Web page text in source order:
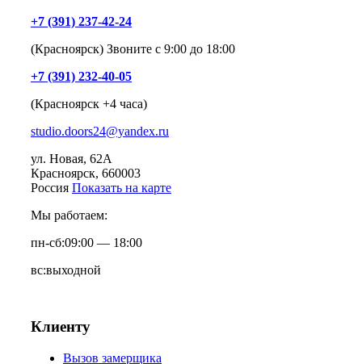
+7 (391) 237-42-24
(Красноярск) Звоните с 9:00 до 18:00
+7 (391) 232-40-05
(Красноярск +4 часа)
studio.doors24@yandex.ru
ул. Новая, 62А
Красноярск, 660003
Россия Показать на карте
Мы работаем:
пн-сб:09:00 — 18:00
вс:выходной
Клиенту
Вызов замерщика